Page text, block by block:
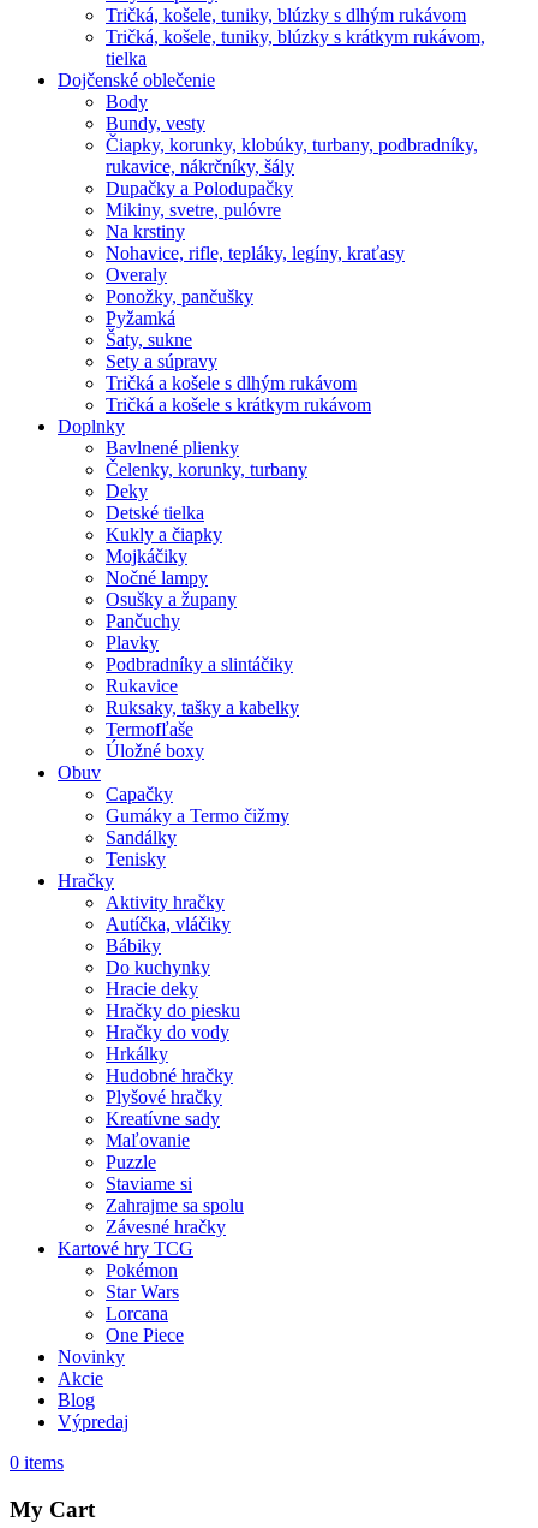
Tričká, košele, tuniky, blúzky s dlhým rukávom
Tričká, košele, tuniky, blúzky s krátkym rukávom,
tielka
Dojčenské oblečenie
Body
Bundy, vesty
Čiapky, korunky, klobúky, turbany, podbradníky,
rukavice, nákrčníky, šály
Dupačky a Polodupačky
Mikiny, svetre, pulóvre
Na krstiny
Nohavice, rifle, tepláky, legíny, kraťasy
Overaly
Ponožky, pančušky
Pyžamká
Šaty, sukne
Sety a súpravy
Tričká a košele s dlhým rukávom
Tričká a košele s krátkym rukávom
Doplnky
Bavlnené plienky
Čelenky, korunky, turbany
Deky
Detské tielka
Kukly a čiapky
Mojkáčiky
Nočné lampy
Osušky a župany
Pančuchy
Plavky
Podbradníky a slintáčiky
Rukavice
Ruksaky, tašky a kabelky
Termofľaše
Úložné boxy
Obuv
Capačky
Gumáky a Termo čižmy
Sandálky
Tenisky
Hračky
Aktivity hračky
Autíčka, vláčiky
Bábiky
Do kuchynky
Hracie deky
Hračky do piesku
Hračky do vody
Hrkálky
Hudobné hračky
Plyšové hračky
Kreatívne sady
Maľovanie
Puzzle
Staviame si
Zahrajme sa spolu
Závesné hračky
Kartové hry TCG
Pokémon
Star Wars
Lorcana
One Piece
Novinky
Akcie
Blog
Výpredaj
0 items
My Cart